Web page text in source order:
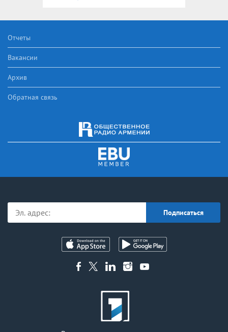
Отчеты
Вакансии
Архив
Обратная связь